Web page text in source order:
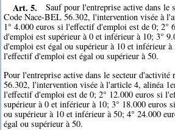
Art. 5.
Sauf pour l'entreprise active dans le
Code Nace-BEL 56.302, l'intervention visée à
1° 4.000 euros si l'effectif d'emploi est de 0; 2°
d'emploi est supérieur à 0 et inférieur à 10; 3°
d'emploi est égal ou supérieur à 10 et inférieur
l'effectif d'emploi est égal ou supérieur à 50.
Pour l'entreprise active dans le secteur
56.302, l'intervention visée à l'article 4, alinéa
l'effectif d'emploi est de 0; 2° 12.000 euros si
supérieur à 0 et inférieur à 10; 3° 18.000 euros
ou supérieur à 10 et inférieur à 50; 4° 24.000
égal ou supérieur à 50.